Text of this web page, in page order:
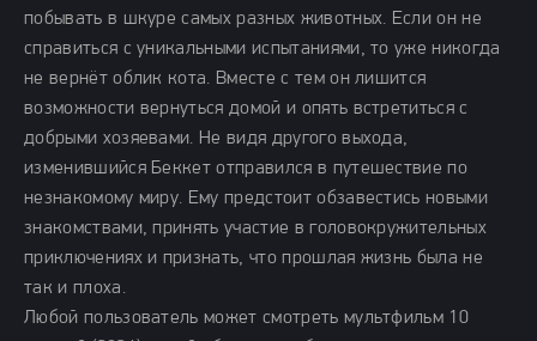
побывать в шкуре самых разных животных. Если он не
справиться с уникальными испытаниями, то уже никогда
не вернёт облик кота. Вместе с тем он лишится
возможности вернуться домой и опять встретиться с
добрыми хозяевами. Не видя другого выхода,
изменившийся Беккет отправился в путешествие по
незнакомому миру. Ему предстоит обзавестись новыми
знакомствами, принять участие в головокружительных
приключениях и признать, что прошлая жизнь была не
так и плоха.
Любой пользователь может смотреть мультфильм 10